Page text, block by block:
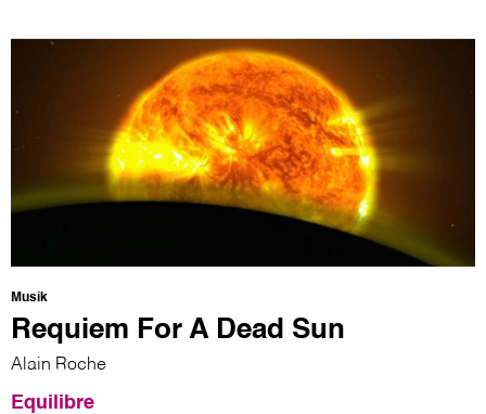
Musik
Requiem For A Dead Sun
Alain Roche
Equilibre